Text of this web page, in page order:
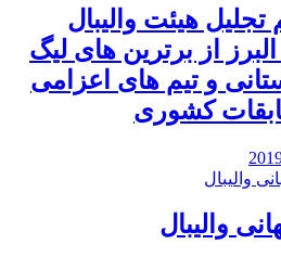
هیئت والیبال
از برترین های لیگ
و تیم های اعزامی
کشوری
والیبال